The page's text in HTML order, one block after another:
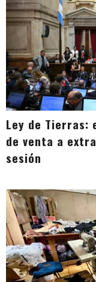
Ley de Tierras:
de venta a
sesión